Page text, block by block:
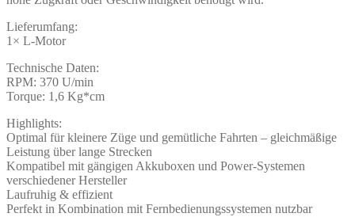
Lieferumfang:
1× L-Motor
Technische Daten:
RPM: 370 U/min
Torque: 1,6 Kg*cm
Highlights:
Optimal für kleinere Züge und gemütliche Fahrten – gleichmäßige
Leistung über lange Strecken
Kompatibel mit gängigen Akkuboxen und Power-Systemen
verschiedener Hersteller
Laufruhig & effizient
Perfekt in Kombination mit Fernbedienungssystemen nutzbar